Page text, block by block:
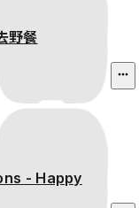
野餐
- Happy